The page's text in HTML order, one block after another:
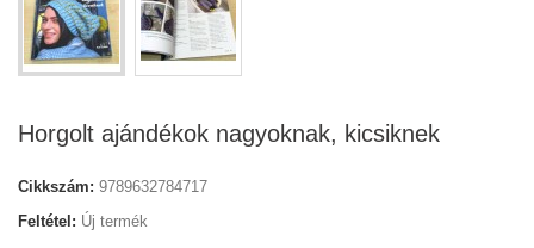
Horgolt ajándékok nagyoknak, kicsiknek
Cikkszám: 9789632784717
Feltétel: Új termék